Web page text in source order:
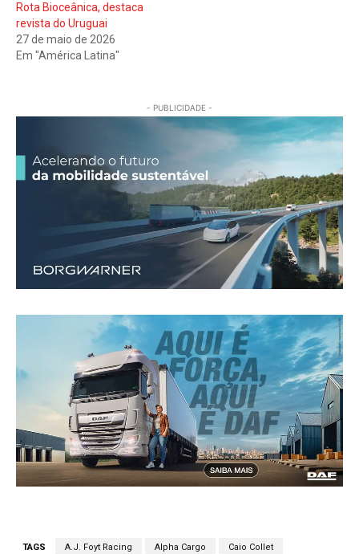
Rota Bioceânica, destaca
revista do Uruguai
27 de maio de 2026
Em "América Latina"
- PUBLICIDADE -
TAGS A.J. Foyt Racing Alpha Cargo Caio Collet